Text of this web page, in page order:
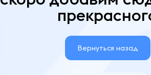
Вернуться назад